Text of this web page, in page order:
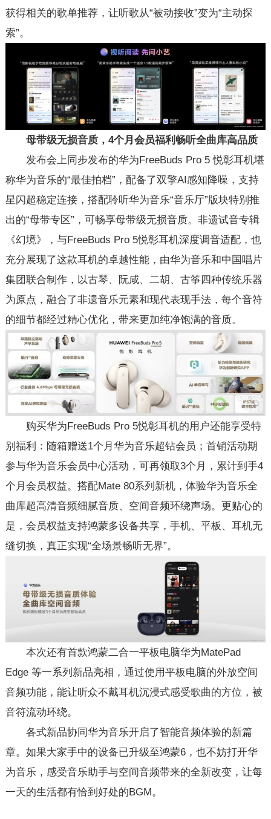
获得相关的歌单推荐，让听歌从“被动接收”变为“主动探
索”。
母带级无损音质，4个月会员福利畅听全曲库高品质
发布会上同步发布的华为FreeBuds Pro 5 悦彰耳机堪
称华为音乐的“最佳拍档”，配备了双擎AI感知降噪，支持
星闪超稳定连接，搭配聆听华为音乐“音乐厅”版块特别推
出的“母带专区”，可畅享母带级无损音质。非遗试音专辑
《幻境》，与FreeBuds Pro 5悦彰耳机深度调音适配，也
充分展现了这款耳机的卓越性能，由华为音乐和中国唱片
集团联合制作，以古琴、阮咸、二胡、古筝四种传统乐器
为原点，融合了非遗音乐元素和现代表现手法，每个音符
的细节都经过精心优化，带来更加纯净饱满的音质。
购买华为FreeBuds Pro 5悦彰耳机的用户还能享受特
别福利：随箱赠送1个月华为音乐超钻会员；首销活动期
参与华为音乐会员中心活动，可再领取3个月，累计到手4
个月会员权益。搭配Mate 80系列新机，体验华为音乐全
曲库超高清音频细腻音质、空间音频环绕声场。更贴心的
是，会员权益支持鸿蒙多设备共享，手机、平板、耳机无
缝切换，真正实现“全场景畅听无界”。
本次还有首款鸿蒙二合一平板电脑华为MatePad
Edge 等一系列新品亮相，通过使用平板电脑的外放空间
音频功能，能让听众不戴耳机沉浸式感受歌曲的方位，被
音符流动环绕。
各式新品协同华为音乐开启了智能音频体验的新篇
章。如果大家手中的设备已升级至鸿蒙6，也不妨打开华
为音乐，感受音乐助手与空间音频带来的全新改变，让每
一天的生活都有恰到好处的BGM。